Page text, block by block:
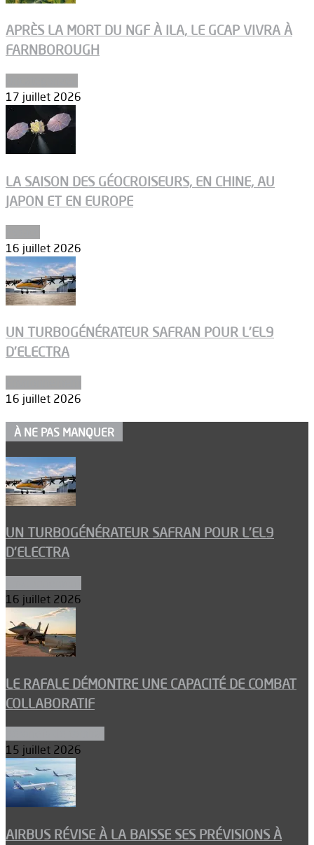
APRÈS LA MORT DU NGF À ILA, LE GCAP VIVRA À
FARNBOROUGH
17 juillet 2026
LA SAISON DES GÉOCROISEURS, EN CHINE, AU
JAPON ET EN EUROPE
16 juillet 2026
UN TURBOGÉNÉRATEUR SAFRAN POUR L’EL9
D’ELECTRA
16 juillet 2026
À NE PAS MANQUER
UN TURBOGÉNÉRATEUR SAFRAN POUR L’EL9
D’ELECTRA
16 juillet 2026
LE RAFALE DÉMONTRE UNE CAPACITÉ DE COMBAT
COLLABORATIF
15 juillet 2026
AIRBUS RÉVISE À LA BAISSE SES PRÉVISIONS À